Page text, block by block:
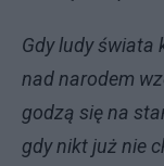
Gdy ludy świata
nad narodem
godzą się na
gdy nikt już nie